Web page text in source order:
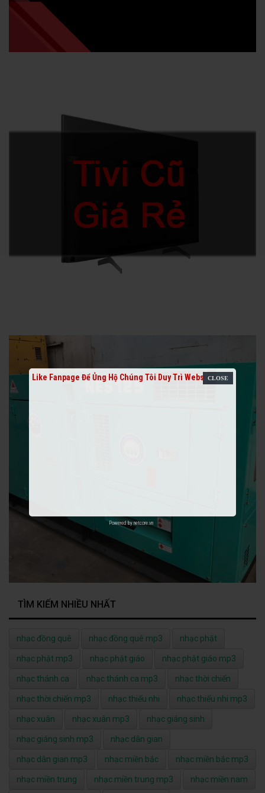
TÌM KIẾM NHIỀU NHẤT
nhạc đồng quê nhạc đồng quê mp3 nhạc phật
nhạc phật mp3 nhạc phật giáo nhạc phật giáo mp3
nhạc thánh ca nhạc thánh ca mp3 nhạc thời chiến
nhạc thời chiến mp3 nhạc thiếu nhi nhạc thiếu nhi mp3
nhạc xuân nhạc xuân mp3 nhạc giáng sinh
nhạc giáng sinh mp3 nhạc dân gian
nhạc dân gian mp3 nhạc miền bắc nhạc miền bắc mp3
nhạc miền trung nhạc miền trung mp3 nhạc miền nam
Like Fanpage Để Ủng Hộ Chúng Tôi Duy Trì Website
Powered by netcore.vn